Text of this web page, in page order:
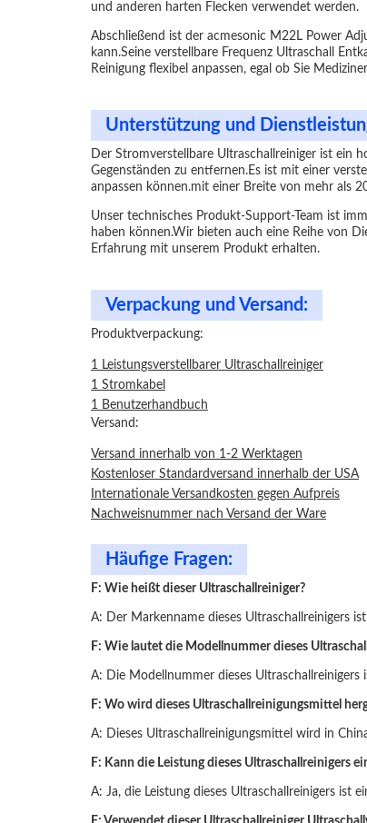
und anderen harten Flecken verwendet werden.
Abschließend ist der acmesonic M22L Power
kann.Seine verstellbare Frequenz Ultraschall
Reinigung flexibel anpassen, egal ob Sie
Unterstützung und
Der Stromverstellbare Ultraschallreiniger ist ein
Gegenständen zu entfernen.Es ist mit einer
anpassen können.mit einer Breite von mehr als
Unser technisches Produkt-Support-Team ist
haben können.Wir bieten auch eine Reihe von
Erfahrung mit unserem Produkt erhalten.
Verpackung und Versand:
Produktverpackung:
1 Leistungsverstellbarer Ultraschallreiniger
1 Stromkabel
1 Benutzerhandbuch
Versand:
Versand innerhalb von 1-2 Werktagen
Kostenloser Standardversand innerhalb der USA
Internationale Versandkosten gegen Aufpreis
Nachweisnummer nach Versand der Ware
Häufige Fragen:
F: Wie heißt dieser Ultraschallreiniger?
A: Der Markenname dieses Ultraschallreinigers
F: Wie lautet die Modellnummer dieses
A: Die Modellnummer dieses Ultraschallreinigers
F: Wo wird dieses Ultraschallreinigungsmittel
A: Dieses Ultraschallreinigungsmittel wird in
F: Kann die Leistung dieses Ultraschallreinigers
A: Ja, die Leistung dieses Ultraschallreinigers ist